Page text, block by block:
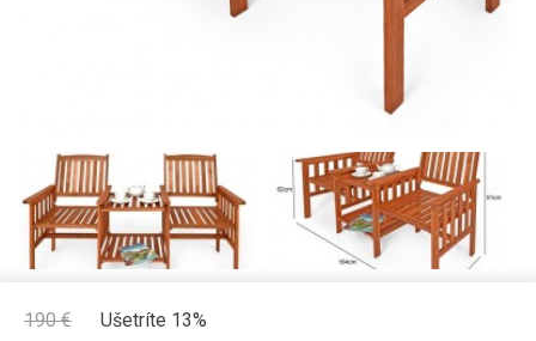
190€ Ušetríte 13%